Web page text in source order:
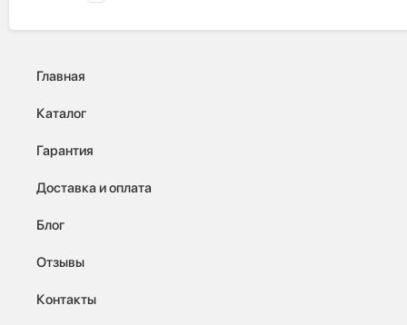
Главная
Каталог
Гарантия
Доставка и оплата
Блог
Отзывы
Контакты